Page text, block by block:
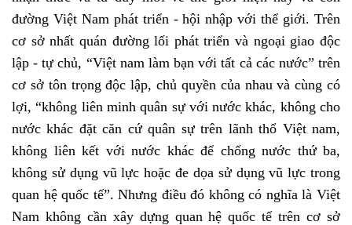
đường Việt Nam phát triển - hội nhập với thể giới. Trên
cơ sở nhất quán đường lối phát triển và ngoại giao độc
lập - tự chủ, “Việt nam làm bạn với tất cả các nước” trên
cơ sở tôn trọng độc lập, chủ quyền của nhau và cùng có
lợi, “không liên minh quân sự với nước khác, không cho
nước khác đặt căn cứ quân sự trên lãnh thổ Việt nam,
không liên kết với nước khác để chống nước thứ ba,
không sử dụng vũ lực hoặc đe dọa sử dụng vũ lực trong
quan hệ quốc tế”. Nhưng điều đó không có nghĩa là Việt
Nam không cần xây dựng quan hệ quốc tế trên cơ sở